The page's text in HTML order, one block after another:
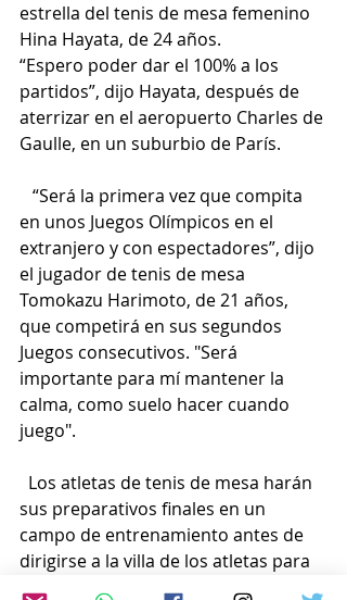
estrella del tenis de mesa femenino
Hina Hayata, de 24 años.
“Espero poder dar el 100% a los
partidos”, dijo Hayata, después de
aterrizar en el aeropuerto Charles de
Gaulle, en un suburbio de París.
“Será la primera vez que compita
en unos Juegos Olímpicos en el
extranjero y con espectadores”, dijo
el jugador de tenis de mesa
Tomokazu Harimoto, de 21 años,
que competirá en sus segundos
Juegos consecutivos. "Será
importante para mí mantener la
calma, como suelo hacer cuando
juego".
Los atletas de tenis de mesa harán
sus preparativos finales en un
campo de entrenamiento antes de
dirigirse a la villa de los atletas para
los Juegos.